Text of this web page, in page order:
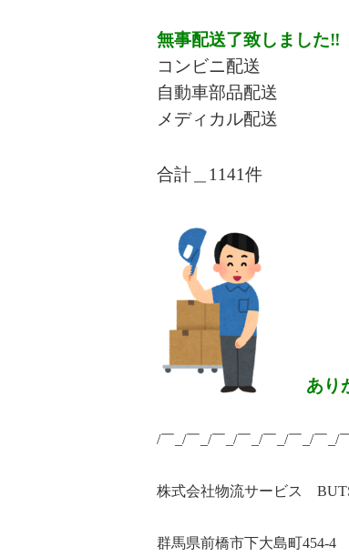
無事配送了致しました‼
コンビニ配送
自動車部品配送
メディカル配送
合計＿1141件
あり
/￣_/￣_/￣_/￣_/￣_/￣_/￣_/
株式会社物流サービス
群馬県前橋市下大島町454-4